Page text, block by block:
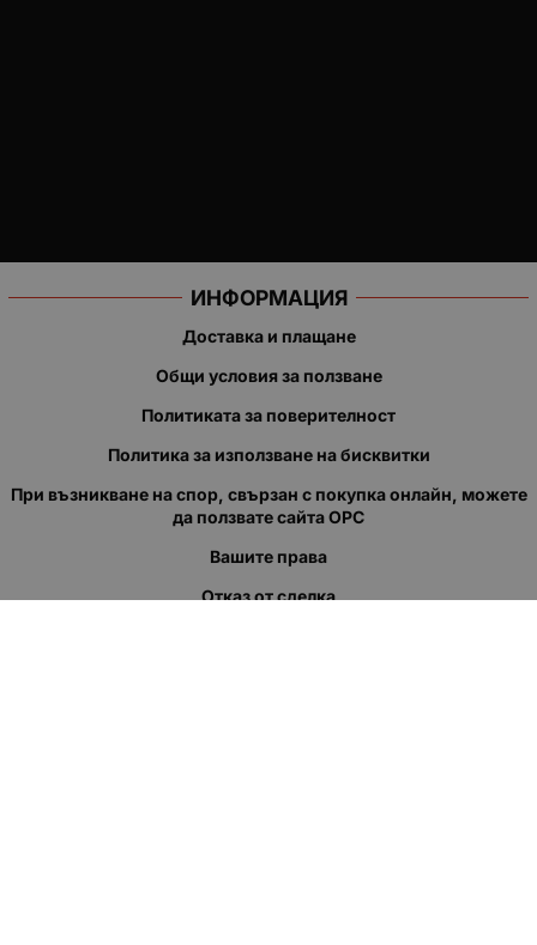
ИНФОРМАЦИЯ
Доставка и плащане
Общи условия за ползване
Политиката за поверителност
Политика за използване на бисквитки
При възникване на спор, свързан с покупка онлайн, можете
да ползвате сайта ОРС
Вашите права
Отказ от сделка